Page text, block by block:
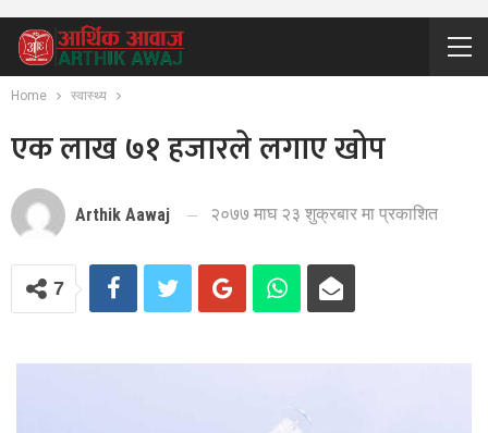
Home स्वास्थ्य
एक लाख ७१ हजारले लगाए खोप
Arthik Aawaj २०७७ माघ २३ शुक्रबार मा प्रकाशित
7